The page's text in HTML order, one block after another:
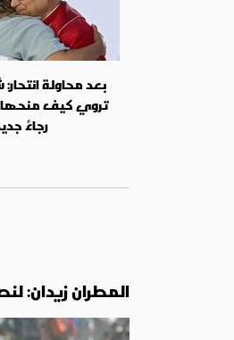
بعد محاولة
تروي كيف منحها
رجاءً
المطران زيدان: